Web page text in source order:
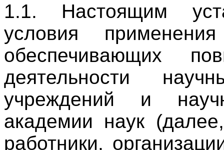
1.1. Настоящим
условия
обеспечивающих
деятельности
учреждений и
академии наук
работники,